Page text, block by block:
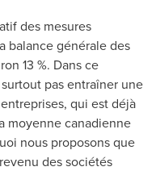
des mesures
balance générale des
13 %. Dans ce
pas entraîner une
qui est déjà
moyenne canadienne
nous proposons que
des sociétés